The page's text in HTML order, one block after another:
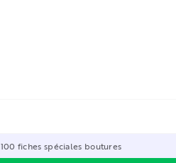
100 fiches spéciales boutures